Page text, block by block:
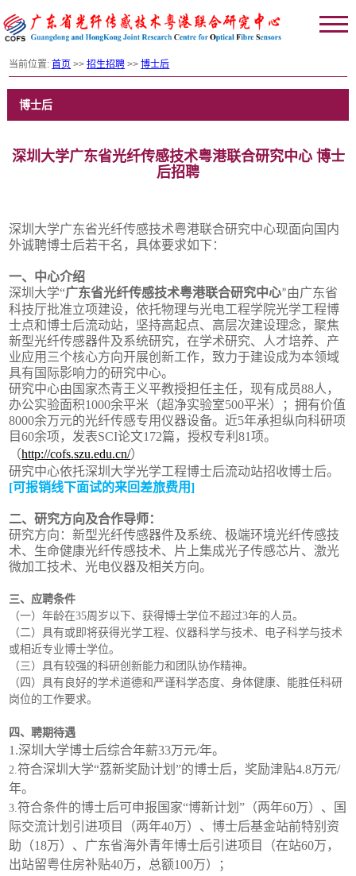
当前位置:首页 >>招生招聘 >>博士后
博士后
深圳大学广东省光纤传感技术粤港联合研究中心 博士
后招聘
深圳大学广东省光纤传感技术粤港联合研究中心现面向国内
外诚聘博士后若干名，具体要求如下：
一、中心介绍
深圳大学“广东省光纤传感技术粤港联合研究中心”由 广东省
科技厅批准立项建设，依托物理与光电工程学院光学工程博
士点和博士后流动站，坚持高起点、高层次建设理念，聚焦
新型光纤传感器件及系统研究，在学术研究、人才培养、产
业应用三个核心方向开展创新工作，致力于建设成为本领域
具有国际影响力的研究中心。
研究中心由国家杰青王义平教授担任主任，现有成员88人，
办公实验面积1000余平米（超净实验室500平米）；拥有价值
8000余万元的光纤传感专用仪器设备。近5年承担纵向科研项
目60余项，发表SCI论文172篇，授权专利81项。
（http://cofs.szu.edu.cn/）
研究中心依托深圳大学光学工程博士后流动站招收博士后。
[可报销线下面试的来回差旅费用]
二、研究方向及合作导师：
研究方向：新型光纤传感器件及系统、极端环境光纤传感技
术、生命健康光纤传感技术、片上集成光子传感芯片、激光
微加工技术、光电仪器及相关方向。
三、应聘条件
（一）年龄在35周岁以下、获得博士学位不超过3年的人员。
（二）具有或即将获得光学工程、仪器科学与技术、电子科学与技术
或相近专业博士学位。
（三）具有较强的科研创新能力和团队协作精神。
（四）具有良好的学术道德和严谨科学态度、身体健康、能胜任科研
岗位的工作要求。
四、聘期待遇
1.深圳大学博士后综合年薪33万元/年。
2.符合深圳大学“荔新奖励计划”的博士后，奖励津贴4.8万元/
年。
3.符合条件的博士后可申报国家“博新计划”（两年60万）、国
际交流计划引进项目（两年40万）、博士后基金站前特别资
助（18万）、广东省海外青年博士后引进项目（在站60万，
出站留粤住房补贴40万，总额100万）；